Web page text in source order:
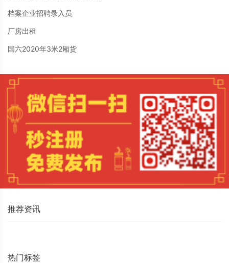
档案企业招聘录入员
厂房出租
国六2020年3米2厢货
推荐资讯
热门标签